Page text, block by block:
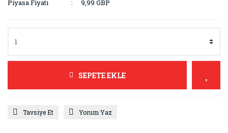
Piyasa Fiyatı
9,99 GBP
SEPETE EKLE
Tavsiye Et Yorum Yaz